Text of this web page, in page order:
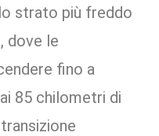
strato più freddo
dove le
fino a
85 chilometri di